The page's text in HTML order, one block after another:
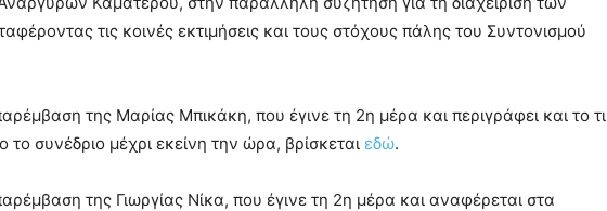
τις κοινές εκτιμήσεις και τους στόχους πάλης του Συντονισμού
της Μαρίας Μπικάκη, που έγινε τη 2η μέρα και περιγράφει και το τι
το συνέδριο μέχρι εκείνη την ώρα, βρίσκεται εδώ.
της Γιωργίας Νίκα, που έγινε τη 2η μέρα και αναφέρεται στα